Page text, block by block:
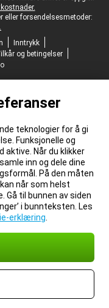
eller forsendelsesmetoder:
Inntrykk
og betingelser
teknologier for å gi
Funksjonelle og
Når du klikker
inn og dele dine
På den måten
når som helst
Gå til bunnen av siden
i bunnteksten. Les
erklæring